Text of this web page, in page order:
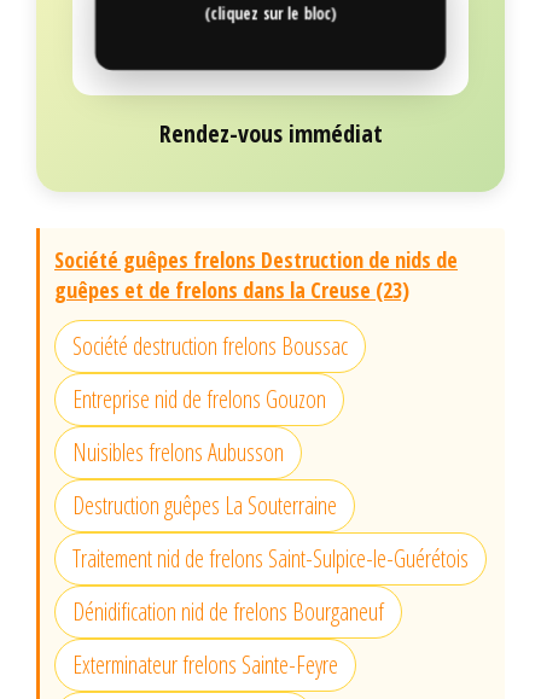
(cliquez sur le bloc)
Rendez-vous immédiat
Société guêpes frelons Destruction de nids de
guêpes et de frelons dans la Creuse (23)
Société destruction frelons Boussac
Entreprise nid de frelons Gouzon
Nuisibles frelons Aubusson
Destruction guêpes La Souterraine
Traitement nid de frelons Saint-Sulpice-le-Guérétois
Dénidification nid de frelons Bourganeuf
Exterminateur frelons Sainte-Feyre